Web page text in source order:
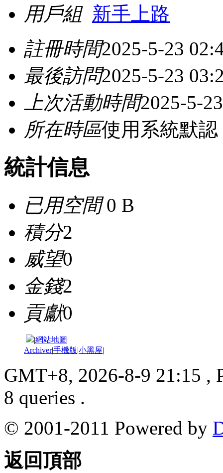
用戶組 新手上路
註冊時間2025-5-23
最後訪問2025-5-23
上次活動時間2025-5-
所在時區使用系統默認
統計信息
已用空間0 B
積分2
威望0
金錢2
貢獻0
|網站地圖
Archiver|手機版|小黑屋|
GMT+8, 2026-8-9 21:15 ,
8 queries .
© 2001-2011 Powered by
返回頂部